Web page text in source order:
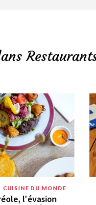
CUISINE DU MONDE
l'évasion